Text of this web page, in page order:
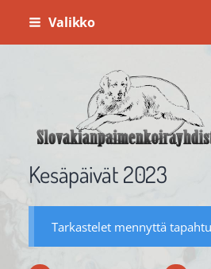
Siirry
sivun
Valikko
Kesäpäivät 2023
Tarkastelet mennyttä